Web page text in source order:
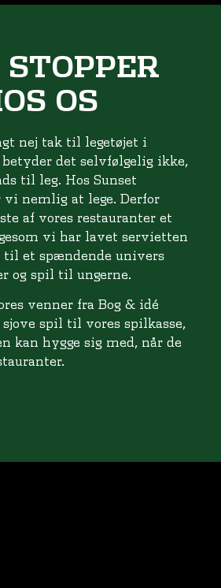
STOPPER
OS
nej tak til legetøjet i
det selvfølgelig ikke,
til leg. Hos Sunset
vi nemlig at lege. Derfor
af vores restauranter et
vi har lavet servietten
til et spændende univers
og spil til ungerne.
venner fra Bog & idé
spil til vores spilkasse,
kan hygge sig med, når de